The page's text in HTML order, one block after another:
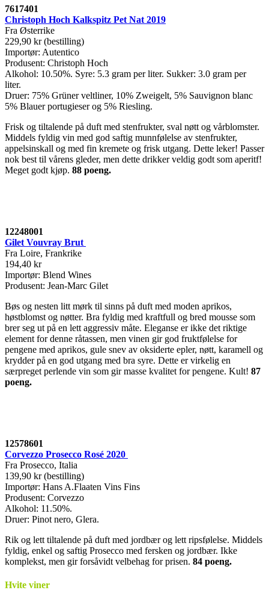
7617401
Christoph Hoch Kalkspitz Pet Nat 2019
Fra Østerrike
229,90 kr (bestilling)
Importør: Autentico
Produsent: Christoph Hoch
Alkohol: 10.50%. Syre: 5.3 gram per liter. Sukker: 3.0 gram per
liter.
Druer: 75% Grüner veltliner, 10% Zweigelt, 5% Sauvignon blanc
5% Blauer portugieser og 5% Riesling.
Frisk og tiltalende på duft med stenfrukter, sval nøtt og vårblomster.
Middels fyldig vin med god saftig munnfølelse av stenfrukter,
appelsinskall og med fin kremete og frisk utgang. Dette leker! Passer
nok best til vårens gleder, men dette drikker veldig godt som aperitf!
Meget godt kjøp. 88 poeng.
12248001
Gilet Vouvray Brut
Fra Loire, Frankrike
194,40 kr
Importør: Blend Wines
Produsent: Jean-Marc Gilet
Bøs og nesten litt mørk til sinns på duft med moden aprikos,
høstblomst og nøtter. Bra fyldig med kraftfull og bred mousse som
brer seg ut på en lett aggressiv måte. Eleganse er ikke det riktige
element for denne råtassen, men vinen gir god fruktfølelse for
pengene med aprikos, gule snev av oksiderte epler, nøtt, karamell og
krydder på en god utgang med bra syre. Dette er virkelig en
særpreget perlende vin som gir masse kvalitet for pengene. Kult! 87
poeng.
12578601
Corvezzo Prosecco Rosé 2020
Fra Prosecco, Italia
139,90 kr (bestilling)
Importør: Hans A.Flaaten Vins Fins
Produsent: Corvezzo
Alkohol: 11.50%.
Druer: Pinot nero, Glera.
Rik og lett tiltalende på duft med jordbær og lett ripsfølelse. Middels
fyldig, enkel og saftig Prosecco med fersken og jordbær. Ikke
komplekst, men gir forsåvidt velbehag for prisen. 84 poeng.
Hvite viner